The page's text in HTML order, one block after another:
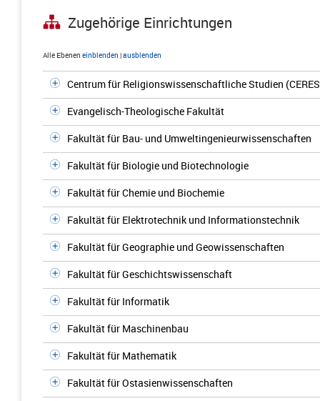
Zugehörige Einrichtungen
Alle Ebenen einblenden |ausblenden
Centrum für Religionswissenschaftliche Studien
Evangelisch-Theologische Fakultät
Fakultät für Bau- und Umweltingenieurwissenschaften
Fakultät für Biologie und Biotechnologie
Fakultät für Chemie und Biochemie
Fakultät für Elektrotechnik und Informationstechnik
Fakultät für Geographie und Geowissenschaften
Fakultät für Geschichtswissenschaft
Fakultät für Informatik
Fakultät für Maschinenbau
Fakultät für Mathematik
Fakultät für Ostasienwissenschaften